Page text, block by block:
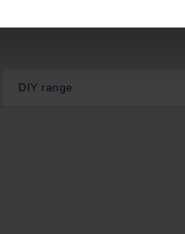
DIY range